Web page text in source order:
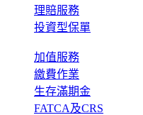
理賠服務
投資型保單
加值服務
繳費作業
生存滿期金
FATCA及CRS